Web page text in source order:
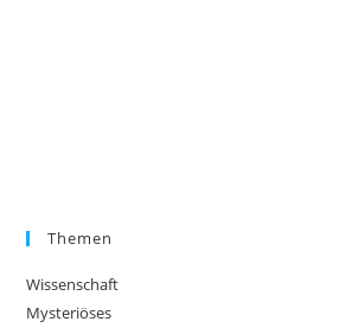
Themen
Wissenschaft
Mysteriöses